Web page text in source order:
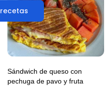
Sándwich de queso con
pechuga de pavo y fruta